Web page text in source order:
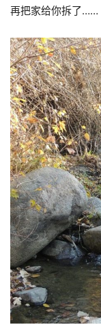
再把家给你拆了……